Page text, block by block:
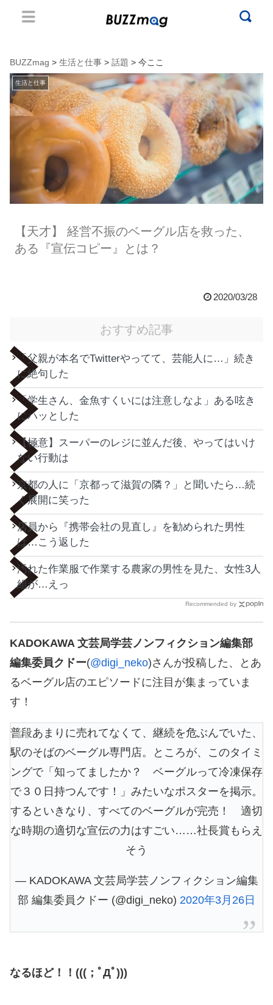
BUZZmag > 生活と仕事 > 話題 > 今ここ
生活と仕事
【天才】 経営不振のベーグル店を救った、
ある『宣伝コピー』とは？
2020/03/28
おすすめ記事
「父親が本名でTwitterやってて、芸能人に…」続き
に絶句した
「学生さん、金魚すくいには注意しなよ」ある呟き
にハッとした
【極意】スーパーのレジに並んだ後、やってはいけ
ない行動は
京都の人に「京都って滋賀の隣？」と聞いたら…続
く展開に笑った
店員から『携帯会社の見直し』を勧められた男性
は…こう返した
汚れた作業服で作業する農家の男性を見た、女性3人
組が…えっ
Recommended by
KADOKAWA 文芸局学芸ノンフィクション編集部
編集委員クドー(@digi_neko)さんが投稿した、とあ
るベーグル店のエピソードに注目が集まっていま
す！
普段あまりに売れてなくて、継続を危ぶんでいた、
駅のそばのベーグル専門店。ところが、このタイミ
ングで「知ってましたか？ ベーグルって冷凍保存
で３０日持つんです！」みたいなポスターを掲示。
するといきなり、すべてのベーグルが完売！ 適切
な時期の適切な宣伝の力はすごい……社長賞もらえ
そう
— KADOKAWA 文芸局学芸ノンフィクション編集
部 編集委員クドー (@digi_neko) 2020年3月26日
なるほど！！(((；ﾟДﾟ)))